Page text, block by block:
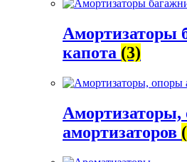
Амортизаторы
капота (3)
Амортизаторы,
амортизаторов